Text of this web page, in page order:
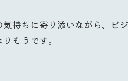
持ちに寄り添いながら、ビ
そうです。